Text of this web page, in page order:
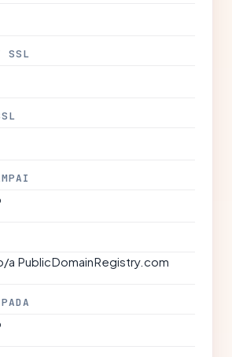
SSL
a PublicDomainRegistry.com